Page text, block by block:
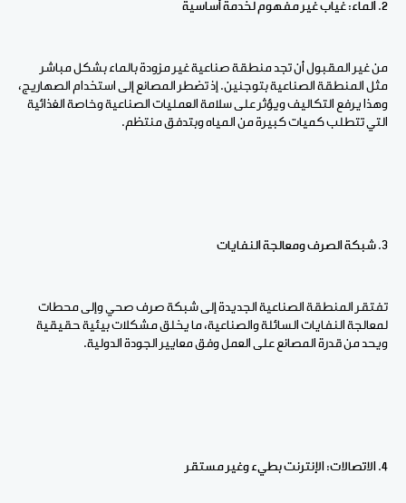
2. الماء: غياب غير مفهوم لخدمة أساسية
من غير المقبول أن تجد منطقة صناعية غير مزودة بالماء بشكل مباشر
مثل المنطقة الصناعية بتوجنين. إذ تضطر المصانع إلى استخدام الصهاريج،
وهذا يرفع التكاليف ويؤثر على سلامة العمليات الصناعية وخاصة الغذائية
التي تتطلب كميات كبيرة من المياه وبتدفق منتظم.
3. شبكة الصرف ومعالجة النفايات
تفتقر المنطقة الصناعية الجديدة إلى شبكة صرف صحي وإلى محطات
لمعالجة النفايات السائلة والصناعية، ما يخلق مشكلات بيئية حقيقية
ويحد من قدرة المصانع على العمل وفق معايير الجودة الدولية.
4. الاتصالات: الإنترنت بطيء وغير مستقر